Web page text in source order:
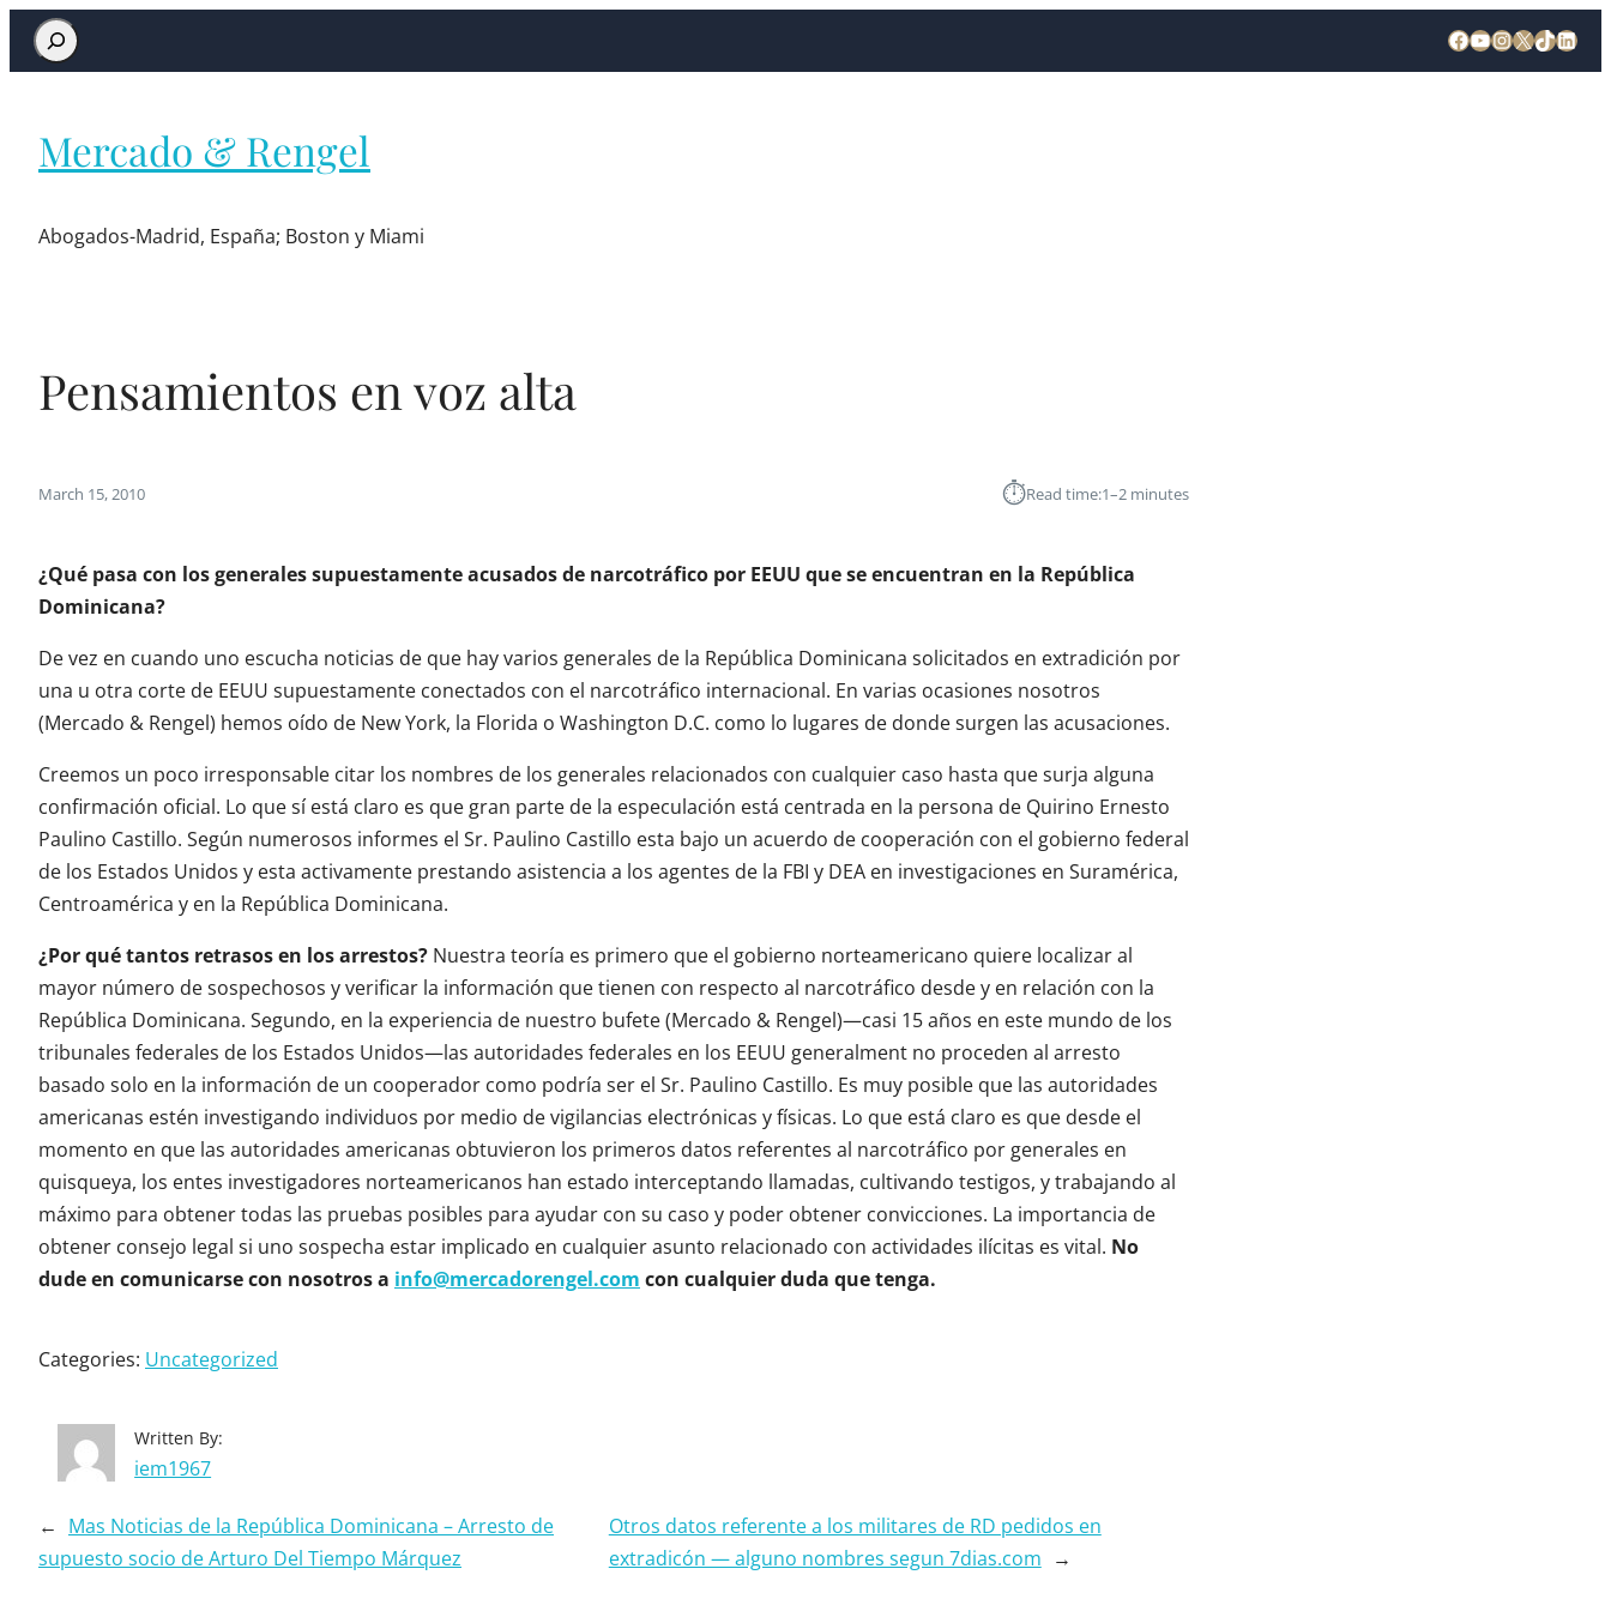
Mercado & Rengel
Abogados-Madrid, España; Boston y Miami
Pensamientos en voz alta
March 15, 2010 ⏱︎Read time:1–2 minutes
¿Qué pasa con los generales supuestamente acusados de narcotráfico por EEUU que se encuentran en la República
Dominicana?
De vez en cuando uno escucha noticias de que hay varios generales de la República Dominicana solicitados en extradición por
una u otra corte de EEUU supuestamente conectados con el narcotráfico internacional. En varias ocasiones nosotros
(Mercado & Rengel) hemos oído de New York, la Florida o Washington D.C. como lo lugares de donde surgen las acusaciones.
Creemos un poco irresponsable citar los nombres de los generales relacionados con cualquier caso hasta que surja alguna
confirmación oficial. Lo que sí está claro es que gran parte de la especulación está centrada en la persona de Quirino Ernesto
Paulino Castillo. Según numerosos informes el Sr. Paulino Castillo esta bajo un acuerdo de cooperación con el gobierno federal
de los Estados Unidos y esta activamente prestando asistencia a los agentes de la FBI y DEA en investigaciones en Suramérica,
Centroamérica y en la República Dominicana.
¿Por qué tantos retrasos en los arrestos? Nuestra teoría es primero que el gobierno norteamericano quiere localizar al
mayor número de sospechosos y verificar la información que tienen con respecto al narcotráfico desde y en relación con la
República Dominicana. Segundo, en la experiencia de nuestro bufete (Mercado & Rengel)—casi 15 años en este mundo de los
tribunales federales de los Estados Unidos—las autoridades federales en los EEUU generalment no proceden al arresto
basado solo en la información de un cooperador como podría ser el Sr. Paulino Castillo. Es muy posible que las autoridades
americanas estén investigando individuos por medio de vigilancias electrónicas y físicas. Lo que está claro es que desde el
momento en que las autoridades americanas obtuvieron los primeros datos referentes al narcotráfico por generales en
quisqueya, los entes investigadores norteamericanos han estado interceptando llamadas, cultivando testigos, y trabajando al
máximo para obtener todas las pruebas posibles para ayudar con su caso y poder obtener convicciones. La importancia de
obtener consejo legal si uno sospecha estar implicado en cualquier asunto relacionado con actividades ilícitas es vital. No
dude en comunicarse con nosotros a info@mercadorengel.com con cualquier duda que tenga.
Categories: Uncategorized
Written By:
iem1967
← Mas Noticias de la República Dominicana – Arresto de
supuesto socio de Arturo Del Tiempo Márquez
Otros datos referente a los militares de RD pedidos en
extradicón — alguno nombres segun 7dias.com →